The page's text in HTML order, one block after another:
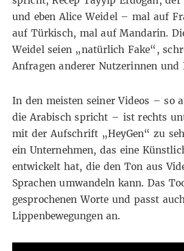
und eben Alice Weidel – mal auf
auf Türkisch, mal auf Mandarin.
Weidel seien „natürlich Fake“ ,
Anfragen anderer Nutzerinnen und
In den meisten seiner Videos – so
die Arabisch spricht – ist rechts
mit der Aufschrift „HeyGen“ zu
ein Unternehmen, das eine
entwickelt hat, die den Ton aus
Sprachen umwandeln kann. Das
gesprochenen Worte und passt
Lippenbewegungen an.